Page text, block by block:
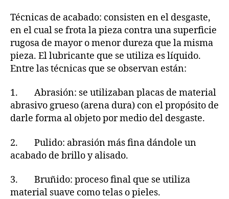
Técnicas de acabado: consisten en el desgaste,
en el cual se frota la pieza contra una superficie
rugosa de mayor o menor dureza que la misma
pieza. El lubricante que se utiliza es líquido.
Entre las técnicas que se observan están:
1. Abrasión: se utilizaban placas de material
abrasivo grueso (arena dura) con el propósito de
darle forma al objeto por medio del desgaste.
2. Pulido: abrasión más fina dándole un
acabado de brillo y alisado.
3. Bruñido: proceso final que se utiliza
material suave como telas o pieles.